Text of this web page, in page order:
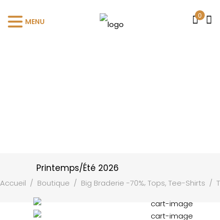
Printemps/Été 2026
Accueil / Boutique / Big Braderie -70%, Tops, Tee-Shirts /
0
MENU